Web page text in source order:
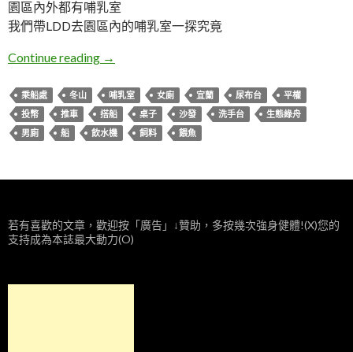
園區內外都有哺乳室
我們帶LDD去園區內的哺乳室一探究竟
Continue reading 宜蘭冬山。生態綠舟哺乳室
→
乘船處 冬山 哺乳室 女廁 宜蘭 尿布台
平權
投幣
推車 搭船 桌子 沙發 洗手台
生態綠舟
男廁
船 飲水機 飼料 餵魚
若有喜歡的文章，歡迎按「廣告」↓贊助，多按幾次強身健體!(X)您的
支持成為本誌最大動力(O)